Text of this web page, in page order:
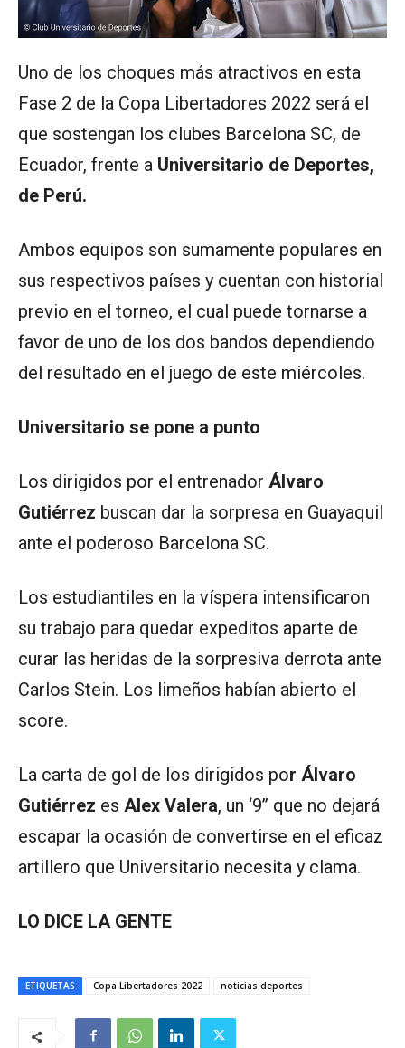
Uno de los choques más atractivos en esta
Fase 2 de la Copa Libertadores 2022 será el
que sostengan los clubes Barcelona SC, de
Ecuador, frente a Universitario de Deportes,
de Perú.
Ambos equipos son sumamente populares en
sus respectivos países y cuentan con historial
previo en el torneo, el cual puede tornarse a
favor de uno de los dos bandos dependiendo
del resultado en el juego de este miércoles.
Universitario se pone a punto
Los dirigidos por el entrenador Álvaro
Gutiérrez buscan dar la sorpresa en Guayaquil
ante el poderoso Barcelona SC.
Los estudiantiles en la víspera intensificaron
su trabajo para quedar expeditos aparte de
curar las heridas de la sorpresiva derrota ante
Carlos Stein. Los limeños habían abierto el
score.
La carta de gol de los dirigidos por Álvaro
Gutiérrez es Alex Valera, un ‘9’’ que no dejará
escapar la ocasión de convertirse en el eficaz
artillero que Universitario necesita y clama.
LO DICE LA GENTE
ETIQUETAS Copa Libertadores 2022 noticias deportes